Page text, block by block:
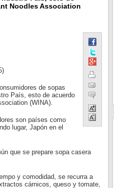
Noodles Association
de sopas
País, esto de acuerdo
(WINA).
son países como
lugar, Japón en el
que se prepare sopa casera
y comodidad, se recurra a
cárnicos, queso y tomate,